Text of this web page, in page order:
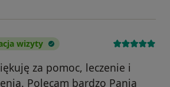
wizyty
za pomoc, leczenie i
Polecam bardzo Panią